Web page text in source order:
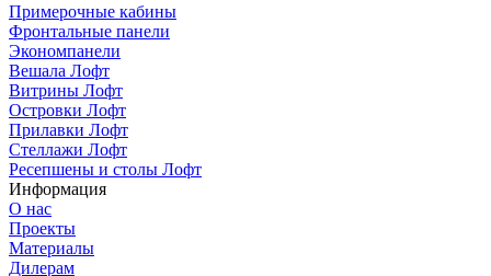
Примерочные кабины
Фронтальные панели
Экономпанели
Вешала Лофт
Витрины Лофт
Островки Лофт
Прилавки Лофт
Стеллажи Лофт
Ресепшены и столы Лофт
Информация
О нас
Проекты
Материалы
Дилерам